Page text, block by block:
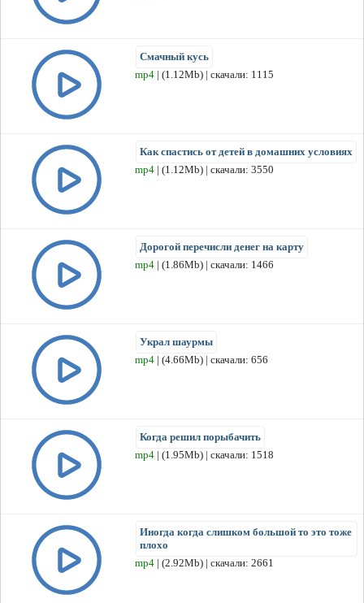
Смачный кусь
mp4 | (1.12Mb) | скачали: 1115
Как спастись от детей в домашних условиях
mp4 | (1.12Mb) | скачали: 3550
Дорогой перечисли денег на карту
mp4 | (1.86Mb) | скачали: 1466
Украл шаурмы
mp4 | (4.66Mb) | скачали: 656
Когда решил порыбачить
mp4 | (1.95Mb) | скачали: 1518
Иногда когда слишком большой то это тоже
плохо
mp4 | (2.92Mb) | скачали: 2661